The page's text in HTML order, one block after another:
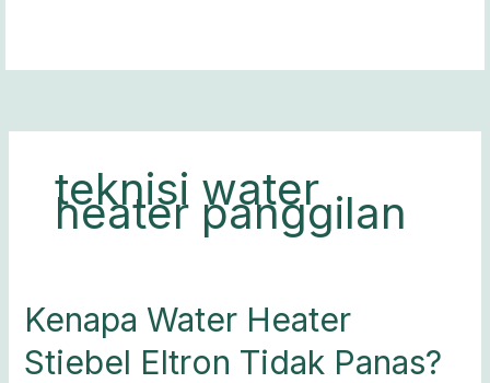
teknisi water
heater panggilan
Kenapa Water Heater
Stiebel Eltron Tidak Panas?
Kenapa
Water
Heater